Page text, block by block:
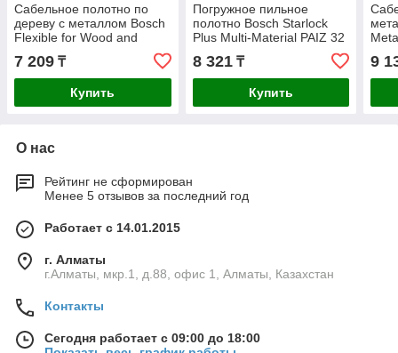
Сабельное полотно по
дереву c металлом Bosch
Flexible for Wood and
7 209 ₸
Купить
Погружное пильное
полотно Bosch Starlock
Plus Multi-Material PAIZ 32
8 321₸
Купить
9
О нас
Рейтинг не сформирован
Менее 5 отзывов за последний год
Работает с 14.01.2015
г. Алматы
г.Алматы, мкр.1, д.88, офис 1, Алматы, Казахстан
Контакты
Сегодня работает с 09:00 до 18:00